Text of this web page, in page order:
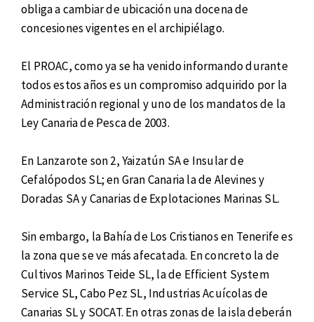
obliga a cambiar de ubicación una docena de
concesiones vigentes en el archipiélago.
El PROAC, como ya se ha venido informando durante
todos estos años es un compromiso adquirido por la
Administración regional y uno de los mandatos de la
Ley Canaria de Pesca de 2003.
En Lanzarote son 2, Yaizatún SA e Insular de
Cefalópodos SL; en Gran Canaria la de Alevines y
Doradas SA y Canarias de Explotaciones Marinas SL.
Sin embargo, la Bahía de Los Cristianos en Tenerife es
la zona que se ve más afecatada. En concreto la de
Cultivos Marinos Teide SL, la de Efficient System
Service SL, Cabo Pez SL, Industrias Acuícolas de
Canarias SL y SOCAT. En otras zonas de la isla deberán